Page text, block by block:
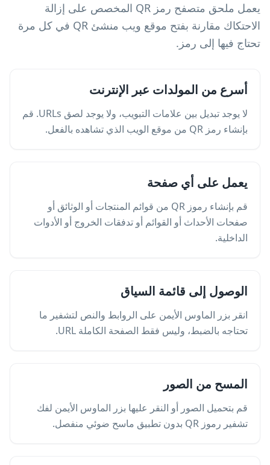
يعمل ملحق متصفح رمز QR المخصص على إزالة
الاحتكاك مقارنة بفتح موقع ويب منشئ QR في كل مرة
تحتاج فيها إلى رمز.
أسرع من المولدات عبر الإنترنت
لا يوجد تبديل بين علامات التبويب، ولا يوجد لصق URLs. قم
بإنشاء رمز QR من موقع الويب الذي تشاهده بالفعل.
يعمل على أي صفحة
قم بإنشاء رموز QR من قوائم المنتجات أو الوثائق أو
صفحات الأحداث أو القوائم أو تدفقات الخروج أو الأدوات
الداخلية.
الوصول إلى قائمة السياق
انقر بزر الماوس الأيمن على الروابط والنص لتشفير ما
تحتاجه بالضبط، وليس فقط الصفحة الكاملة URL.
المسح من الصور
قم بتحميل الصور أو النقر عليها بزر الماوس الأيمن لفك
تشفير رموز QR بدون تطبيق ماسح ضوئي منفصل.